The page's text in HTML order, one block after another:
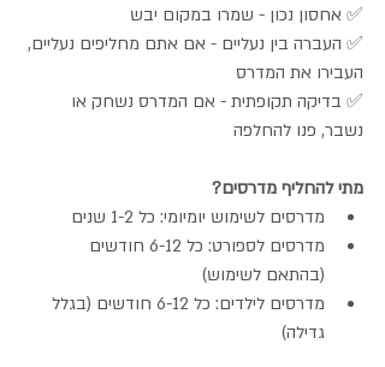
✅ אחסון נכון - שמרו במקום יבש
✅ העברה בין נעליים - אם אתם מחליפים נעליים,
העבירו את המדרס
✅ בדיקה תקופתית - אם המדרס נשחק או
נשבר, פנו להחלפה
מתי להחליף מדרסים?
מדרסים לשימוש יומיומי: כל 1-2 שנים
מדרסים לספורט: כל 6-12 חודשים
(בהתאם לשימוש)
מדרסים לילדים: כל 6-12 חודשים (בגלל
גדילה)